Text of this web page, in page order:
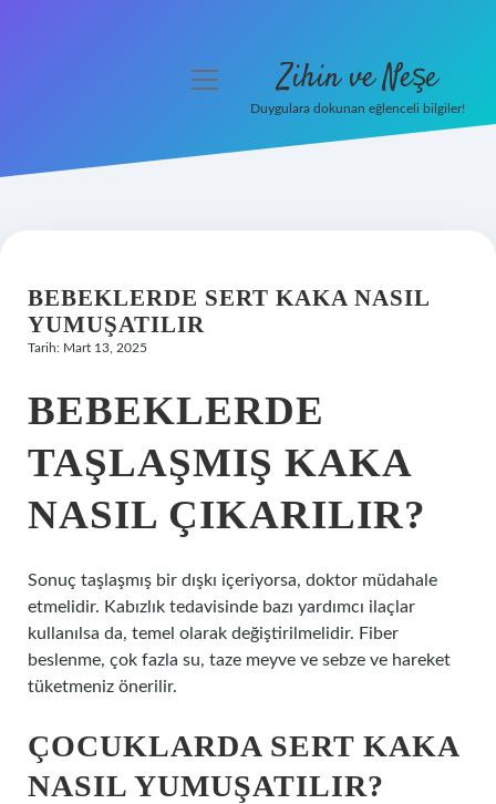
Hakkımızda
menüyü
Zihin ve Neşe
Duygulara dokunan eğlenceli bilgiler!
BEBEKLERDE SERT KAKA NASIL
YUMUŞATILIR
Tarih: Mart 13, 2025
BEBEKLERDE
TAŞLAŞMIŞ KAKA
NASIL ÇIKARILIR?
Sonuç taşlaşmış bir dışkı içeriyorsa, doktor müdahale
etmelidir. Kabızlık tedavisinde bazı yardımcı ilaçlar
kullanılsa da, temel olarak değiştirilmelidir. Fiber
beslenme, çok fazla su, taze meyve ve sebze ve hareket
tüketmeniz önerilir.
ÇOCUKLARDA SERT KAKA
NASIL YUMUŞATILIR?